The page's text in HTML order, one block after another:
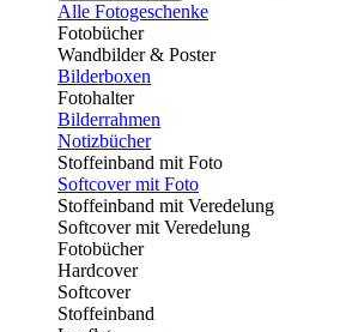
Alle Fotogeschenke
Fotobücher
Wandbilder & Poster
Bilderboxen
Fotohalter
Bilderrahmen
Notizbücher
Stoffeinband mit Foto
Softcover mit Foto
Stoffeinband mit Veredelung
Softcover mit Veredelung
Fotobücher
Hardcover
Softcover
Stoffeinband